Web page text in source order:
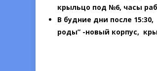
крыльцо под №6, часы
В будние дни после
роды” -новый корпус,